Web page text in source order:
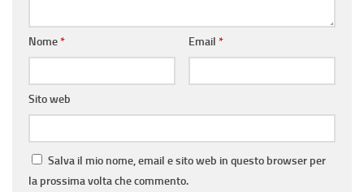
Nome* Email *
Sito web
Salva il mio nome, email e sito web in questo browser per
la prossima volta che commento.